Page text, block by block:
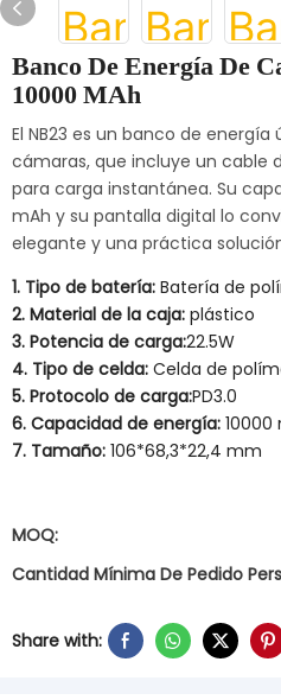
Banco De Energía De
10000 MAh
El NB23 es un banco de energía
cámaras, que incluye un cable
para carga instantánea. Su
mAh y su pantalla digital lo
elegante y una práctica
1. Tipo de batería: Batería de
2. Material de la caja: plástico
3. Potencia de carga:22.5W
4. Tipo de celda: Celda de
5. Protocolo de carga:PD3.0
6. Capacidad de energía: 10000
7. Tamaño: 106*68,3*22,4 mm
MOQ:
Cantidad Mínima De Pedido
Share with: